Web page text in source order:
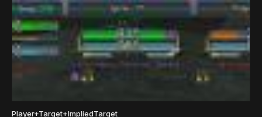
Player+Target+ImpliedTarget